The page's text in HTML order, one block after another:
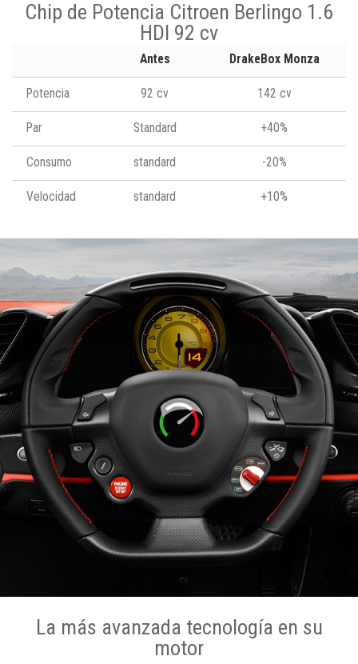
Chip de Potencia Citroen Berlingo 1.6
HDI 92 cv
Antes DrakeBox Monza
Potencia 92 cv 142 cv
Par Standard +40%
Consumo standard -20%
Velocidad standard +10%
La más avanzada tecnología en su
motor